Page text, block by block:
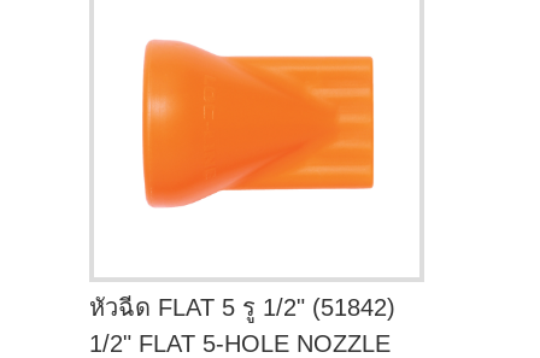
หัวฉีด FLAT 5 รู 1/2" (51842)
1/2" FLAT 5-HOLE NOZZLE